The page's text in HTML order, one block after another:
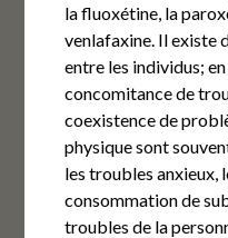
la fluoxétine, la
venlafaxine. Il existe
entre les individus;
concomitance de
coexistence de
physique sont
les troubles anxieux,
consommation de
troubles de la